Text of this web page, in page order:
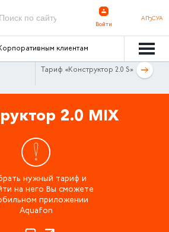
Войти
АҦСУА
клиентам
Тариф «Конструктор 2.0 S»
2.0 MIX
нужный тариф и
на него Вы сможете
приложении
Aquafon